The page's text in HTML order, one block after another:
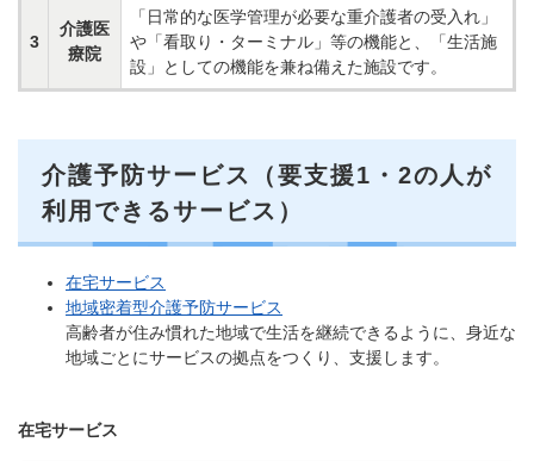
3
介護医
療院
「日常的な医学管理が必要な重介護者の受入れ」
や「看取り・ターミナル」等の機能と、「生活施
設」としての機能を兼ね備えた施設です。
介護予防サービス（要支援1・2の人が
利用できるサービス）
在宅サービス
地域密着型介護予防サービス
高齢者が住み慣れた地域で生活を継続できるように、身近な
地域ごとにサービスの拠点をつくり、支援します。
在宅サービス